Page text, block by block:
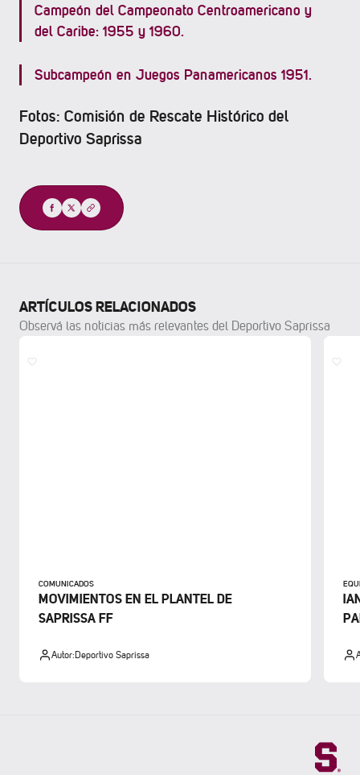
Campeón del Campeonato Centroamericano y
del Caribe: 1955 y 1960.
Subcampeón en Juegos Panamericanos 1951.
Fotos: Comisión de Rescate Histórico del
Deportivo Saprissa
Compartir
ARTÍCULOS RELACIONADOS
Observá las noticias más relevantes del Deportivo Saprissa
COMUNICADOS
MOVIMIENTOS EN EL PLANTEL DE
SAPRISSA FF
Autor:Deportivo Saprissa